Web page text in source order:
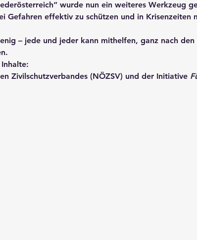
wurde nun ein weiteres Werkzeug
Gefahren effektiv zu schützen und in Krisenzeiten
– jede und jeder kann mithelfen, ganz nach den
Zivilschutzverbandes (NÖZSV) und der Initiative